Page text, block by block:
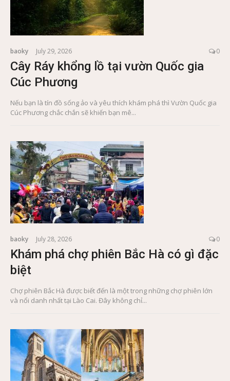
baoky July 29, 2026 0
Cây Ráy khổng lồ tại vườn Quốc gia
Cúc Phương
Nếu bạn là tín đồ sống ảo và yêu thích khám phá thì Vườn Quốc gia
Cúc Phương chắc chắn sẽ khiến bạn mê...
baoky July 28, 2026 0
Khám phá chợ phiên Bắc Hà có gì đặc
biệt
Chợ phiên Bắc Hà được biết đến là một trong những chợ phiên lớn
và nổi danh nhất tại Lào Cai. Đây không chỉ...